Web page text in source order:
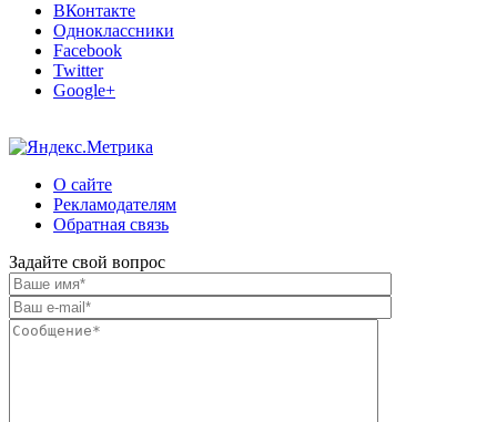
ВКонтакте
Одноклассники
Facebook
Twitter
Google+
О сайте
Рекламодателям
Обратная связь
Задайте свой вопрос